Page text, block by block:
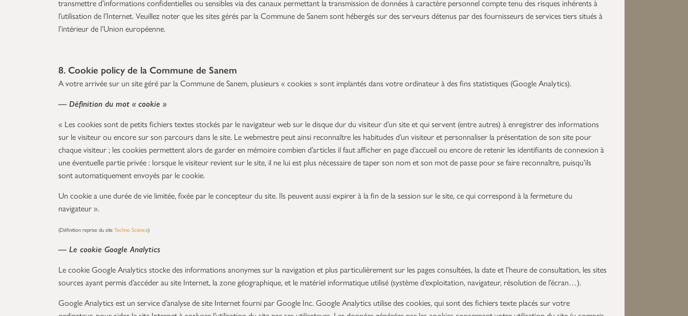
transmettre d’informations confidentielles ou sensibles via des canaux permettant la transmission de données à caractère personnel compte tenu des risques inhérents à
l’utilisation de l’Internet. Veuillez noter que les sites gérés par la Commune de Sanem sont hébergés sur des serveurs détenus par des fournisseurs de services tiers situés à
l’intérieur de l’Union européenne.
8. Cookie policy de la Commune de Sanem
A votre arrivée sur un site géré par la Commune de Sanem, plusieurs « cookies » sont implantés dans votre ordinateur à des fins statistiques (Google Analytics).
— Définition du mot « cookie »
« Les cookies sont de petits fichiers textes stockés par le navigateur web sur le disque dur du visiteur d’un site et qui servent (entre autres) à enregistrer des informations
sur le visiteur ou encore sur son parcours dans le site. Le webmestre peut ainsi reconnaître les habitudes d’un visiteur et personnaliser la présentation de son site pour
chaque visiteur ; les cookies permettent alors de garder en mémoire combien d’articles il faut afficher en page d’accueil ou encore de retenir les identifiants de connexion à
une éventuelle partie privée : lorsque le visiteur revient sur le site, il ne lui est plus nécessaire de taper son nom et son mot de passe pour se faire reconnaître, puisqu’ils
sont automatiquement envoyés par le cookie.
Un cookie a une durée de vie limitée, fixée par le concepteur du site. Ils peuvent aussi expirer à la fin de la session sur le site, ce qui correspond à la fermeture du
navigateur ».
(Définition reprise du site Techno Science)
— Le cookie Google Analytics
Le cookie Google Analytics stocke des informations anonymes sur la navigation et plus particulièrement sur les pages consultées, la date et l’heure de consultation, les sites
sources ayant permis d’accéder au site Internet, la zone géographique, et le matériel informatique utilisé (système d’exploitation, navigateur, résolution de l’écran…).
Google Analytics est un service d’analyse de site Internet fourni par Google Inc. Google Analytics utilise des cookies, qui sont des fichiers texte placés sur votre